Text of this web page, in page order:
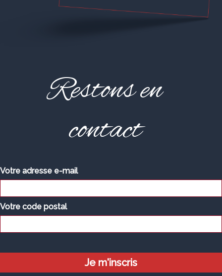
Restons en
contact
Votre adresse e-mail
Votre code postal